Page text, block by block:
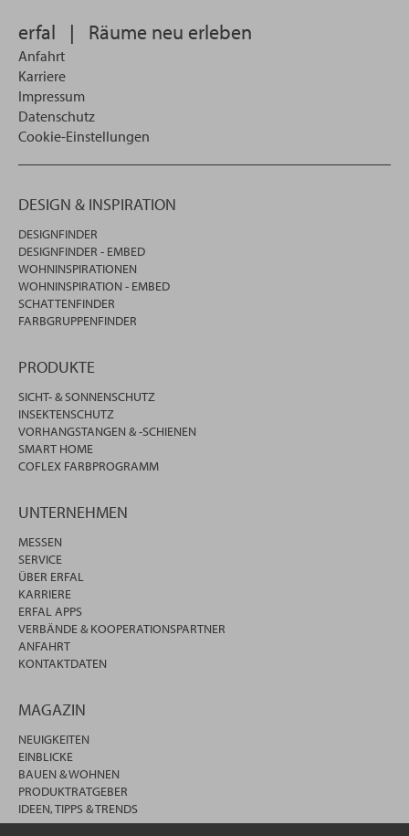
erfal | Räume neu erleben
Anfahrt
Karriere
Impressum
Datenschutz
Cookie-Einstellungen
DESIGN & INSPIRATION
DESIGNFINDER
DESIGNFINDER - EMBED
WOHNINSPIRATIONEN
WOHNINSPIRATION - EMBED
SCHATTENFINDER
FARBGRUPPENFINDER
PRODUKTE
SICHT- & SONNENSCHUTZ
INSEKTENSCHUTZ
VORHANGSTANGEN & -SCHIENEN
SMART HOME
COFLEX FARBPROGRAMM
UNTERNEHMEN
MESSEN
SERVICE
ÜBER ERFAL
KARRIERE
ERFAL APPS
VERBÄNDE & KOOPERATIONSPARTNER
ANFAHRT
KONTAKTDATEN
MAGAZIN
NEUIGKEITEN
EINBLICKE
BAUEN & WOHNEN
PRODUKTRATGEBER
IDEEN, TIPPS & TRENDS